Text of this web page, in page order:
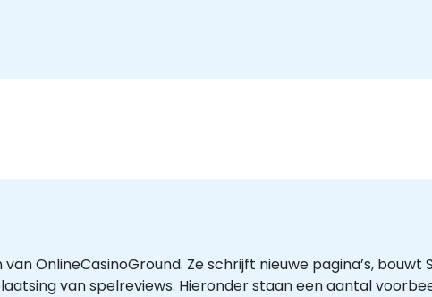
OnlineCasinoGround. Ze schrijft nieuwe pagina’s, bouwt
van spelreviews. Hieronder staan een aantal